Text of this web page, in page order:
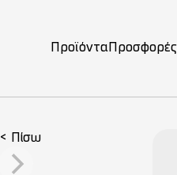
Προϊόντα Προσφορές
< Πίσω